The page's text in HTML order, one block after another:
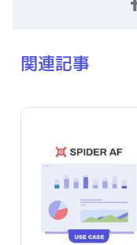
関連記事